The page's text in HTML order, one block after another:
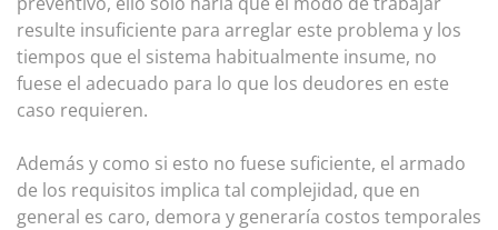
resulte insuficiente para arreglar este problema y los
tiempos que el sistema habitualmente insume, no
fuese el adecuado para lo que los deudores en este
caso requieren.
Además y como si esto no fuese suficiente, el armado
de los requisitos implica tal complejidad, que en
general es caro, demora y generaría costos temporales